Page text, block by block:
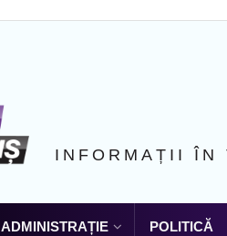
INFORMAȚII ÎN
ADMINISTRAȚIE POLITICĂ